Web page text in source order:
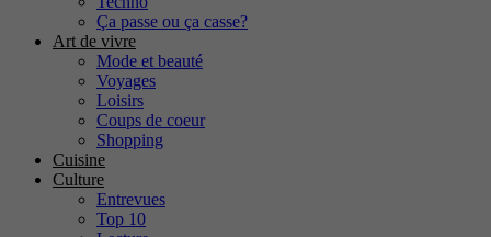
Ça passe ou ça casse?
Art de vivre
Mode et beauté
Voyages
Loisirs
Coups de coeur
Shopping
Cuisine
Culture
Entrevues
Top 10